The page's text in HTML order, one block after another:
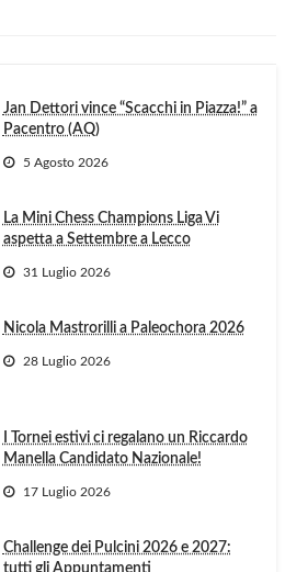
Jan Dettori vince “Scacchi in Piazza!” a
Pacentro (AQ)
5 Agosto 2026
La Mini Chess Champions Liga Vi
aspetta a Settembre a Lecco
31 Luglio 2026
Nicola Mastrorilli a Paleochora 2026
28 Luglio 2026
I Tornei estivi ci regalano un Riccardo
Manella Candidato Nazionale!
17 Luglio 2026
Challenge dei Pulcini 2026 e 2027:
tutti gli Appuntamenti